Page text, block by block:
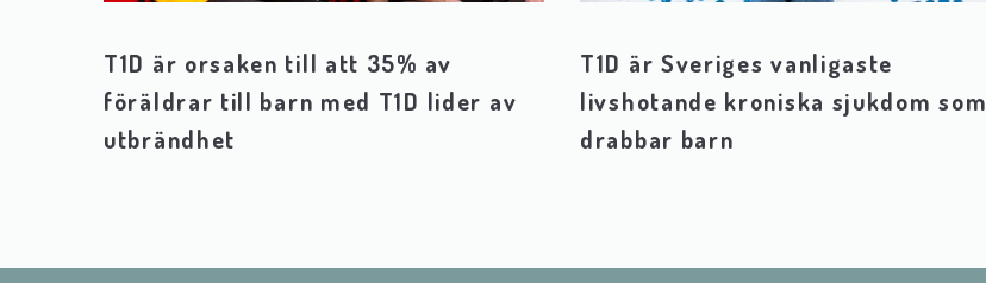
T1D är orsaken till att 35% av
föräldrar till barn med T1D lider av
utbrändhet
T1D är Sveriges vanligaste
livshotande kroniska sjukdom som
drabbar barn